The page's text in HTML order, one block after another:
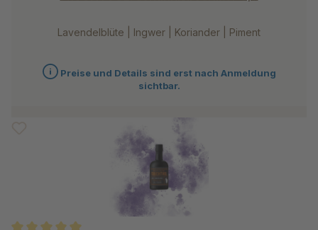
Lavendelblüte | Ingwer | Koriander | Piment
Preise und Details sind erst nach Anmeldung
sichtbar.